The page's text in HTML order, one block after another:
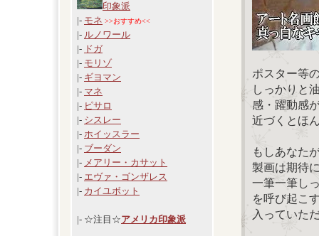
印象派
|- モネ >>おすすめ<<
|- ルノワール
|- ドガ
|- モリゾ
|- ギヨマン
|- マネ
|- ピサロ
|- シスレー
|- ホイッスラー
|- ブーダン
|- メアリー・カサット
|- エヴァ・ゴンザレス
|- カイユボット
|- ☆注目☆アメリカ印象派
ポスター等
しっかりと
感・躍動感
近づくとほ
もしあなた
製画は期待
一筆一筆し
を呼び起こ
入っていた